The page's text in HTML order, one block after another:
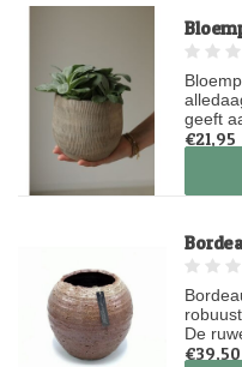
geeft
€21,95
Op
De
€39,50